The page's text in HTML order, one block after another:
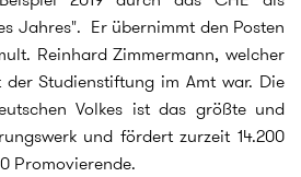
Jahres". Er übernimmt den Posten
Reinhard Zimmermann, welcher
Studienstiftung im Amt war. Die
Volkes ist das größte und
und fördert zurzeit 14.200
Promovierende.